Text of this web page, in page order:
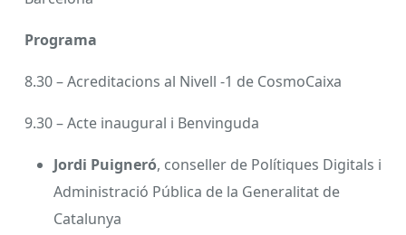
Programa
8.30 – Acreditacions al Nivell -1 de CosmoCaixa
9.30 – Acte inaugural i Benvinguda
Jordi Puigneró, conseller de Polítiques Digitals i
Administració Pública de la Generalitat de
Catalunya